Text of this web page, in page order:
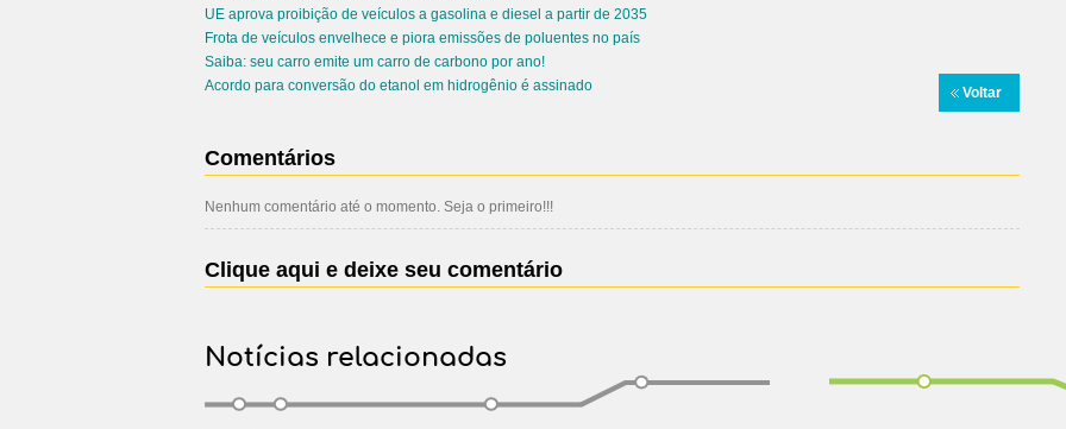
UE aprova proibição de veículos a gasolina e diesel a partir de 2035
Frota de veículos envelhece e piora emissões de poluentes no país
Saiba: seu carro emite um carro de carbono por ano!
Acordo para conversão do etanol em hidrogênio é assinado
Voltar
Comentários
Nenhum comentário até o momento. Seja o primeiro!!!
Clique aqui e deixe seu comentário
Notícias relacionadas